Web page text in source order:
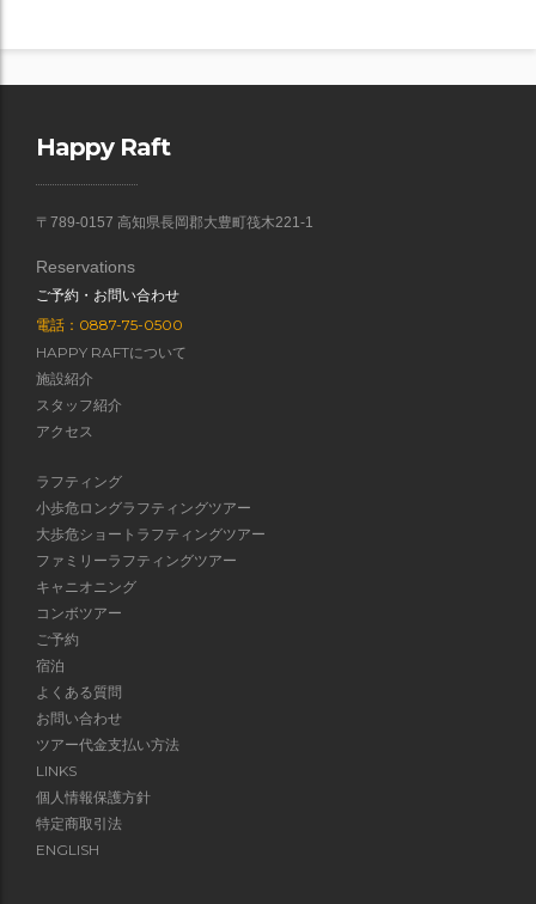
Happy Raft
〒789-0157 高知県長岡郡大豊町筏木221-1
Reservations
ご予約・お問い合わせ
電話：0887-75-0500
HAPPY RAFTについて
施設紹介
スタッフ紹介
アクセス
ラフティング
小歩危ロングラフティングツアー
大歩危ショートラフティングツアー
ファミリーラフティングツアー
キャニオニング
コンボツアー
ご予約
宿泊
よくある質問
お問い合わせ
ツアー代金支払い方法
LINKS
個人情報保護方針
特定商取引法
ENGLISH